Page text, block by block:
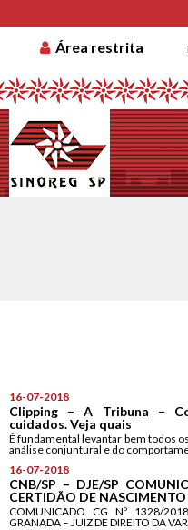
TABELA DE CUSTAS
Área restrita
16-07-2018
Clipping – A Tribuna –
cuidados. Veja quais
É fundamental levantar bem todos
análise conjuntural e do
16-07-2018
CNB/SP – DJE/SP
CERTIDÃO DE NASCIMENTO
COMUNICADO CG Nº 1328/
GRANADA – JUIZ DE DIREITO DA